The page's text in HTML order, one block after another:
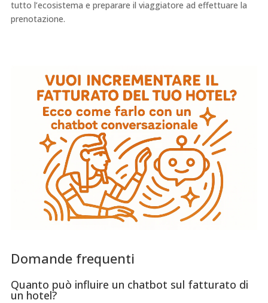
tutto l’ecosistema e preparare il viaggiatore ad effettuare la
prenotazione.
Domande frequenti
Quanto può influire un chatbot sul fatturato di
un hotel?